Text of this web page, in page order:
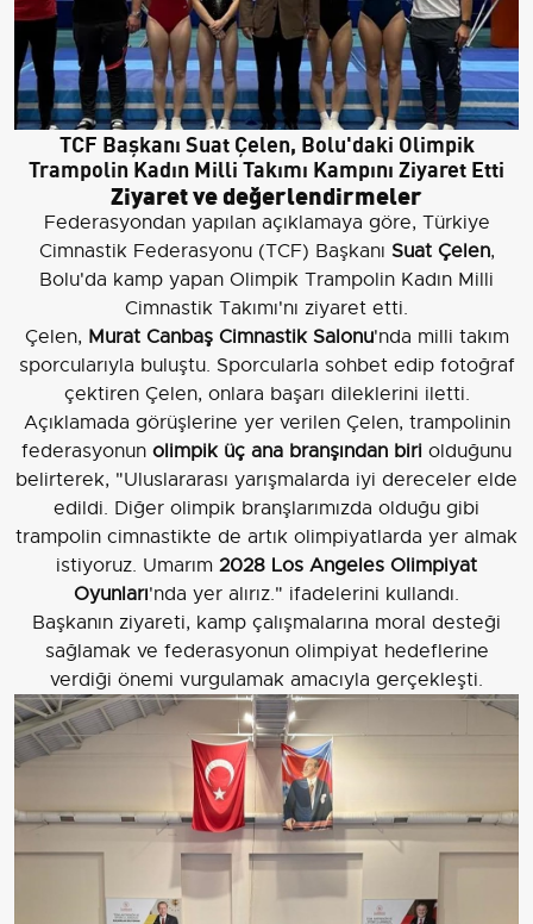
TCF Başkanı Suat Çelen, Bolu'daki Olimpik
Trampolin Kadın Milli Takımı Kampını Ziyaret Etti
Ziyaret ve değerlendirmeler
Federasyondan yapılan açıklamaya göre, Türkiye
Cimnastik Federasyonu (TCF) Başkanı Suat Çelen,
Bolu'da kamp yapan Olimpik Trampolin Kadın Milli
Cimnastik Takımı'nı ziyaret etti.
Çelen, Murat Canbaş Cimnastik Salonu'nda milli takım
sporcularıyla buluştu. Sporcularla sohbet edip fotoğraf
çektiren Çelen, onlara başarı dileklerini iletti.
Açıklamada görüşlerine yer verilen Çelen, trampolinin
federasyonun olimpik üç ana branşından biri olduğunu
belirterek, "Uluslararası yarışmalarda iyi dereceler elde
edildi. Diğer olimpik branşlarımızda olduğu gibi
trampolin cimnastikte de artık olimpiyatlarda yer almak
istiyoruz. Umarım 2028 Los Angeles Olimpiyat
Oyunları'nda yer alırız." ifadelerini kullandı.
Başkanın ziyareti, kamp çalışmalarına moral desteği
sağlamak ve federasyonun olimpiyat hedeflerine
verdiği önemi vurgulamak amacıyla gerçekleşti.